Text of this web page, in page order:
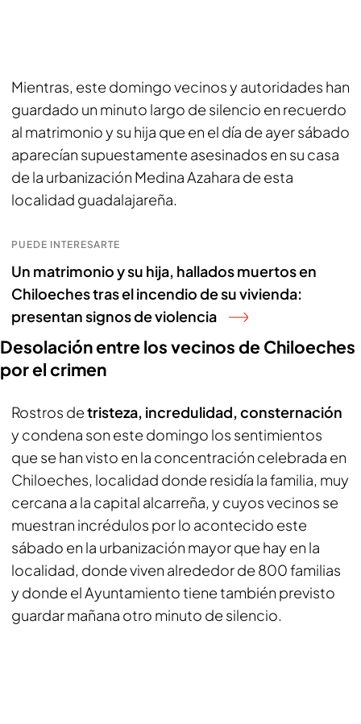
Mientras, este domingo vecinos y autoridades han
guardado un minuto largo de silencio en recuerdo
al matrimonio y su hija que en el día de ayer sábado
aparecían supuestamente asesinados en su casa
de la urbanización Medina Azahara de esta
localidad guadalajareña.
PUEDE INTERESARTE
Un matrimonio y su hija, hallados muertos en
Chiloeches tras el incendio de su vivienda:
presentan signos de violencia
Desolación entre los vecinos de Chiloeches
por el crimen
Rostros detristeza, incredulidad, consternación
y condena son este domingo los sentimientos
que se han visto en la concentración celebrada en
Chiloeches, localidad donde residía la familia, muy
cercana a la capital alcarreña, y cuyos vecinos se
muestran incrédulos por lo acontecido este
sábado en la urbanización mayor que hay en la
localidad, donde viven alrededor de 800 familias
y donde el Ayuntamiento tiene también previsto
guardar mañana otro minuto de silencio.